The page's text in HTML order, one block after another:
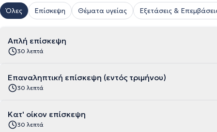
Όλες Επίσκεψη Θέματα υγείας Εξετάσεις &
Απλή επίσκεψη
30 λεπτά
Επαναληπτική επίσκεψη (εντός τριμήνου)
30 λεπτά
Κατ' οίκον επίσκεψη
30 λεπτά